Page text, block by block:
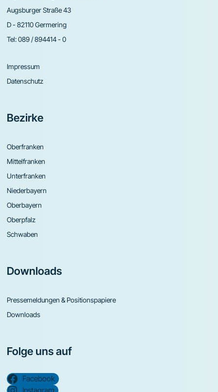
Augsburger Straße 43
D - 82110 Germering
Tel:089 / 894414 - 0
Impressum
Datenschutz
Bezirke
Oberfranken
Mittelfranken
Unterfranken
Niederbayern
Oberbayern
Oberpfalz
Schwaben
Downloads
Pressemeldungen & Positionspapiere
Downloads
Folge uns auf
Facebook